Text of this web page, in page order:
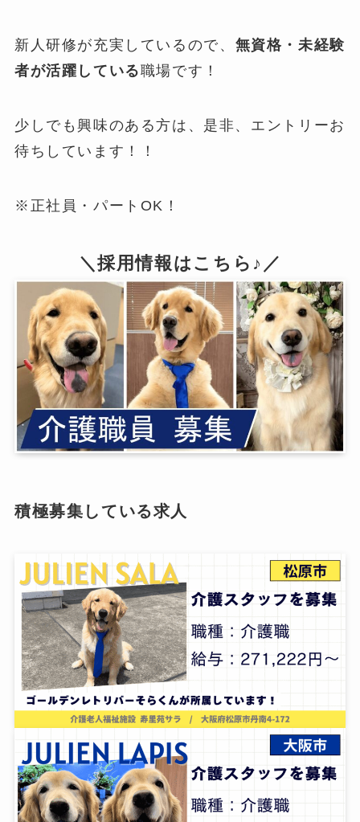
新人研修が充実しているので、 無資格・未経験
者が活躍している職場です！
少しでも興味のある方は、是非、エントリーお
待ちしています！！
※正社員・パートOK！
＼採用情報はこちら♪／
積極募集している求人